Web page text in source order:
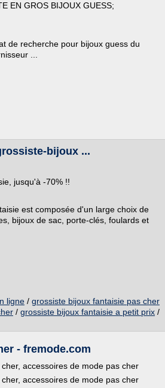
EN GROS BIJOUX GUESS;
de recherche pour bijoux guess du
...
bijoux ...
jusqu'à -70% !!
est composée d'un large choix de
bijoux de sac, porte-clés, foulards et
ligne / grossiste bijoux fantaisie pas cher
/ grossiste bijoux fantaisie a petit prix /
- fremode.com
accessoires de mode pas cher
accessoires de mode pas cher